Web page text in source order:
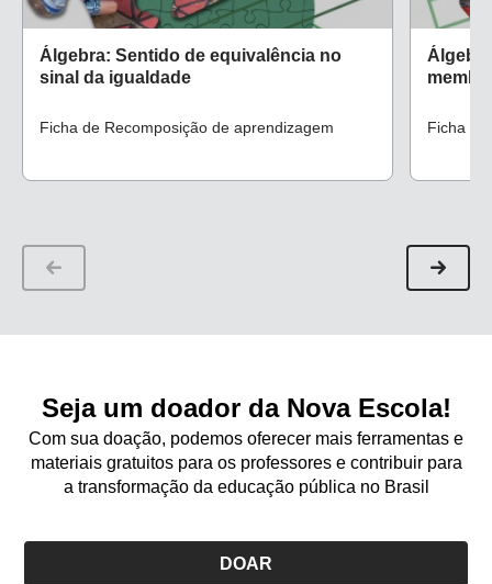
Álgebra: Sentido de equivalência no
sinal da igualdade
Ficha de Recomposição de aprendizagem Ficha
Seja um doador da Nova Escola!
Com sua doação, podemos oferecer mais ferramentas e
materiais gratuitos para os professores e contribuir para
a transformação da educação pública no Brasil
DOAR